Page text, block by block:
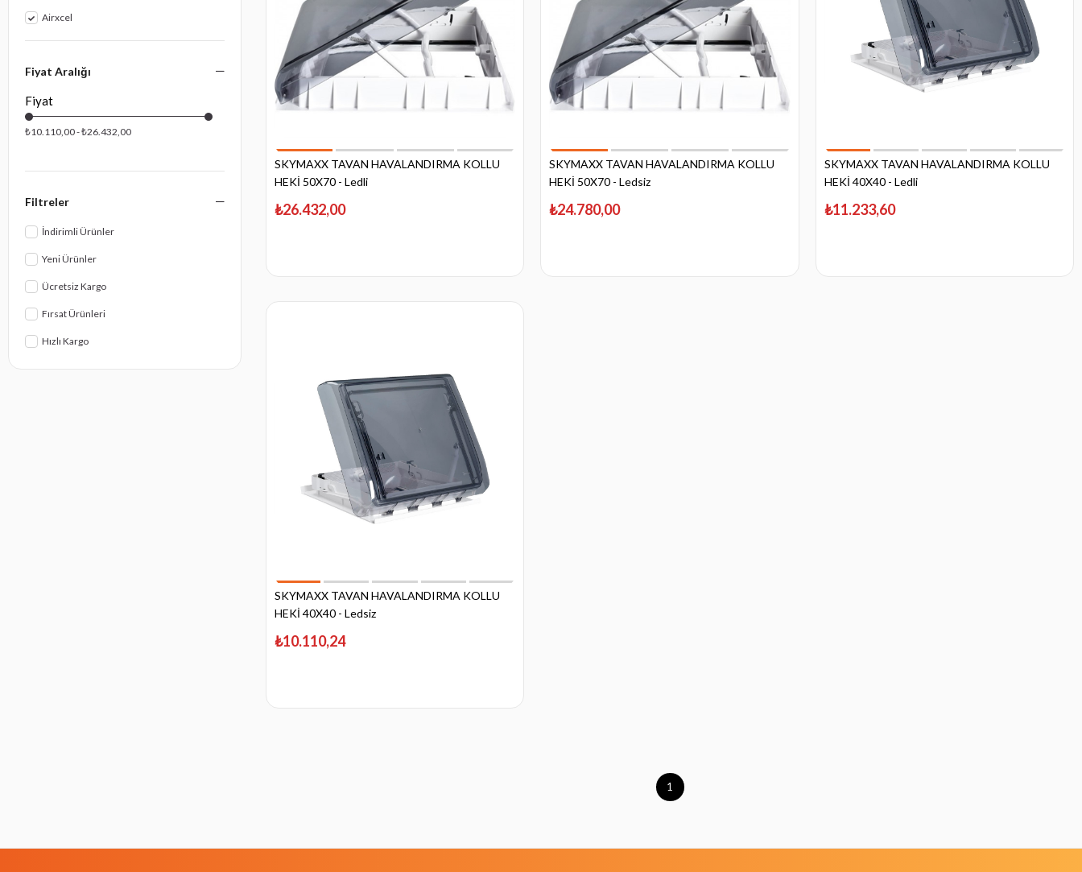
Airxcel
Fiyat Aralığı
₺10.110,00 - ₺26.432,00
Filtreler
İndirimli Ürünler
Yeni Ürünler
Ücretsiz Kargo
Fırsat Ürünleri
Hızlı Kargo
SKYMAXX TAVAN HAVALANDIRMA KOLLU
HEKİ 50X70 - Ledli
₺26.432,00
SKYMAXX TAVAN HAVALANDIRMA KOLLU
HEKİ 50X70 - Ledsiz
₺24.780,00
SKYMAXX TAVAN HAVALANDIRMA KOLLU
HEKİ 40X40 - Ledli
₺11.233,60
SKYMAXX TAVAN HAVALANDIRMA KOLLU
HEKİ 40X40 - Ledsiz
₺10.110,24
1